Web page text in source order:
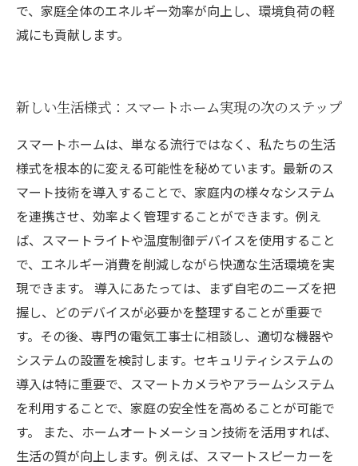
で、家庭全体のエネルギー効率が向上し、環境負荷の軽
減にも貢献します。
新しい生活様式：スマートホーム実現の次のステップ
スマートホームは、単なる流行ではなく、私たちの生活
様式を根本的に変える可能性を秘めています。最新のス
マート技術を導入することで、家庭内の様々なシステム
を連携させ、効率よく管理することができます。例え
ば、スマートライトや温度制御デバイスを使用すること
で、エネルギー消費を削減しながら快適な生活環境を実
現できます。 導入にあたっては、まず自宅のニーズを把
握し、どのデバイスが必要かを整理することが重要で
す。その後、専門の電気工事士に相談し、適切な機器や
システムの設置を検討します。セキュリティシステムの
導入は特に重要で、スマートカメラやアラームシステム
を利用することで、家庭の安全性を高めることが可能で
す。 また、ホームオートメーション技術を活用すれば、
生活の質が向上します。例えば、スマートスピーカーを